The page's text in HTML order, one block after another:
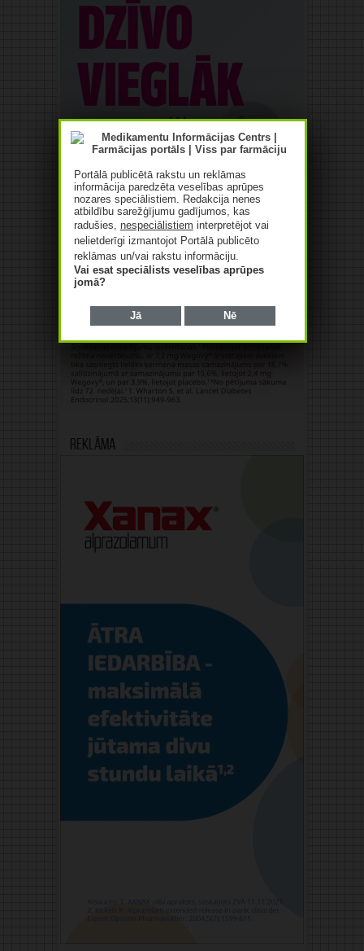
Reklāma
Portālā publicētā rakstu un reklāmas
informācija paredzēta veselības aprūpes
nozares speciālistiem. Redakcija nenes
atbildību sarežģījumu gadījumos, kas
radušies, nespeciālistiem interpretējot vai
nelietderīgi izmantojot Portālā publicēto
reklāmas un/vai rakstu informāciju.
Vai esat speciālists veselības aprūpes
jomā?
Jā Nē